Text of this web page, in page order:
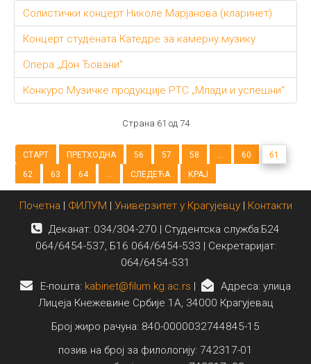
Солистички концерт Николе Марјанова (кларинет)
Концерт студената Катедре за камерну музику
Опера „Дон Ђовани”
Конкурс Музичке продукције РТС „Млади и успешни“
Страна 61 од 74
СТАРТ ПРЕТХОДНА 56 57 58 ... 60
61
62
63 64 ... СЛЕДЕЋА КРАЈ
Почетна ФИЛУМ Универзитет у Крагујевцу| Контакти
Деканат: 034/304-270 | Студентска служба:Б24
064/6454-537, Б16 064/6454-533 | Секретаријат:
064/6454-531
E-пошта: kabinet@filum.kg.ac.rs
Адреса: улица
Лицеја Кнежевине Србије 1А, 34000 Крагујевац
Број жиро рачуна: 840-0000032744845-15
позив на број за филологију: 742317-01